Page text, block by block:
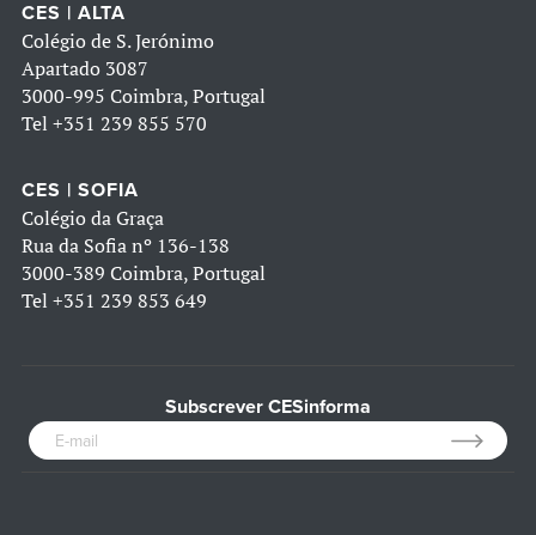
CES | ALTA
Colégio de S. Jerónimo
Apartado 3087
3000-995 Coimbra, Portugal
Tel +351 239 855 570
CES | SOFIA
Colégio da Graça
Rua da Sofia nº 136-138
3000-389 Coimbra, Portugal
Tel +351 239 853 649
Subscrever CESinforma